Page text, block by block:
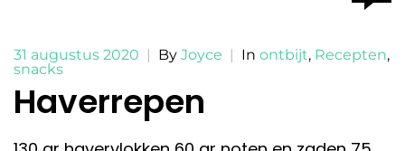
31 augustus 2020 | By Joyce | In ontbijt, Recepten,
snacks
Haverrepen